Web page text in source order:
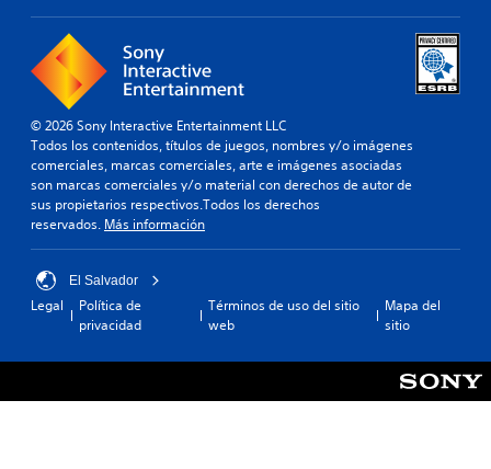
© 2026 Sony Interactive Entertainment LLC
Todos los contenidos, títulos de juegos, nombres y/o imágenes
comerciales, marcas comerciales, arte e imágenes asociadas
son marcas comerciales y/o material con derechos de autor de
sus propietarios respectivos.Todos los derechos
reservados. Más información
El Salvador
Legal
Política de
privacidad
Términos de uso del sitio
web
Mapa del
sitio